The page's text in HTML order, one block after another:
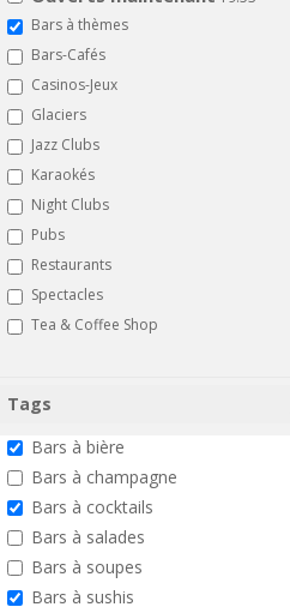
Bars à thèmes
Bars-Cafés
Casinos-Jeux
Glaciers
Jazz Clubs
Karaokés
Night Clubs
Pubs
Restaurants
Spectacles
Tea & Coffee Shop
Tags
Bars à bière
Bars à champagne
Bars à cocktails
Bars à salades
Bars à soupes
Bars à sushis